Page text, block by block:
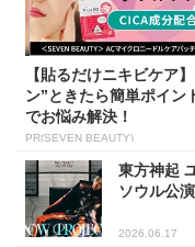
【貼るだけニキビケア
ン”ときたら簡単ポイン
でお悩み解決！
PR(SEVEN BEAUTY)
東方神起
ソウル公
2026.06.17